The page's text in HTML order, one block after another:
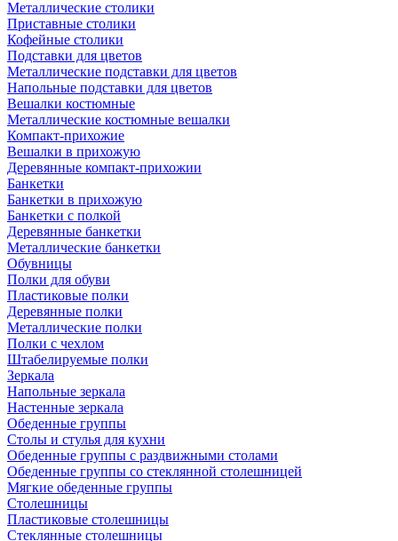
Металлические столики
Приставные столики
Кофейные столики
Подставки для цветов
Металлические подставки для цветов
Напольные подставки для цветов
Вешалки костюмные
Металлические костюмные вешалки
Компакт-прихожие
Вешалки в прихожую
Деревянные компакт-прихожии
Банкетки
Банкетки в прихожую
Банкетки с полкой
Деревянные банкетки
Металлические банкетки
Обувницы
Полки для обуви
Пластиковые полки
Деревянные полки
Металлические полки
Полки с чехлом
Штабелируемые полки
Зеркала
Напольные зеркала
Настенные зеркала
Обеденные группы
Столы и стулья для кухни
Обеденные группы с раздвижными столами
Обеденные группы со стеклянной столешницей
Мягкие обеденные группы
Столешницы
Пластиковые столешницы
Стеклянные столешницы